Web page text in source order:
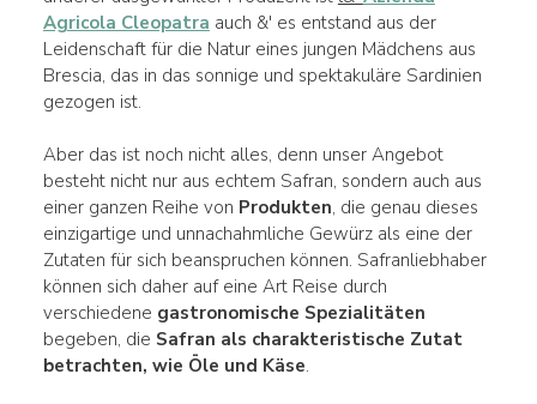
Agricola Cleopatra auch &' es entstand aus der
Leidenschaft für die Natur eines jungen Mädchens aus
Brescia, das in das sonnige und spektakuläre Sardinien
gezogen ist.
Aber das ist noch nicht alles, denn unser Angebot
besteht nicht nur aus echtem Safran, sondern auch aus
einer ganzen Reihe von Produkten, die genau dieses
einzigartige und unnachahmliche Gewürz als eine der
Zutaten für sich beanspruchen können. Safranliebhaber
können sich daher auf eine Art Reise durch
verschiedene gastronomische Spezialitäten
begeben, die Safran als charakteristische Zutat
betrachten, wie Öle und Käse.